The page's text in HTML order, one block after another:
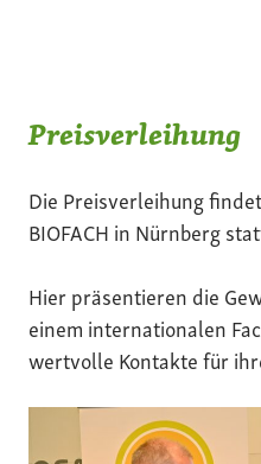
Preisverleihung
Die Preisverleihung
BIOFACH in Nürnberg
Hier präsentieren die
einem internationalen
wertvolle Kontakte für